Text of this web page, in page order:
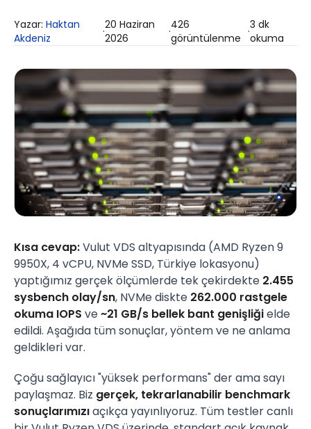
Yazar: Haktan
Akdeniz
·20 Haziran
2026
·426
görüntülenme ·3 dk
okuma
Kısa cevap:Vulut VDS altyapısında (AMD Ryzen 9
9950X, 4 vCPU, NVMe SSD, Türkiye lokasyonu)
yaptığımız gerçek ölçümlerde tek çekirdekte 2.455
sysbench olay/sn, NVMe diskte 262.000 rastgele
okuma IOPS ve~21 GB/s bellek bant genişliğielde
edildi. Aşağıda tüm sonuçlar, yöntem ve ne anlama
geldikleri var.
Çoğu sağlayıcı "yüksek performans" der ama sayı
paylaşmaz. Biz gerçek, tekrarlanabilir benchmark
sonuçlarımızıaçıkça yayınlıyoruz. Tüm testler canlı